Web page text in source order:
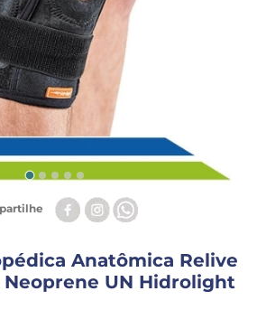
Anatômica Relive
UN Hidrolight